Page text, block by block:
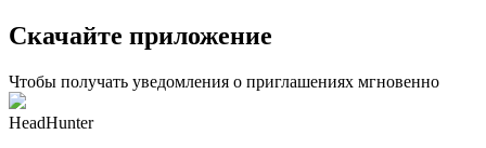
Скачайте приложение
Чтобы получать уведомления о приглашениях мгновенно
HeadHunter